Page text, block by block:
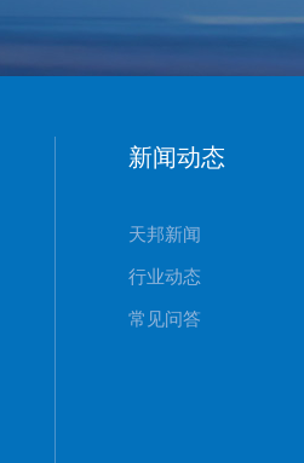
新闻动态
天邦新闻
行业动态
常见问答